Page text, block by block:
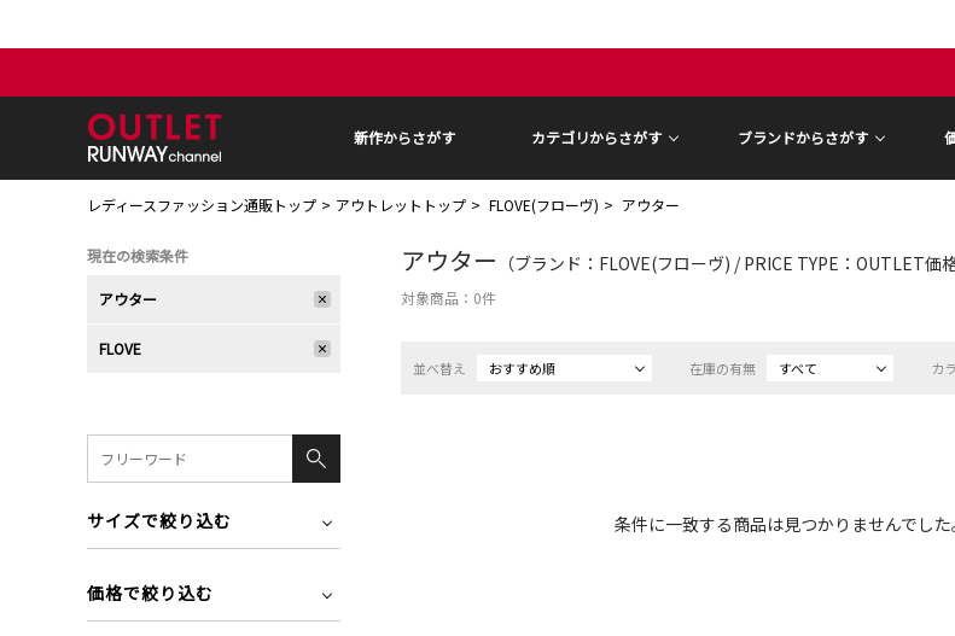
新作からさがす カテゴリからさがす ブランドからさがす
レディースファッション通販トップ アウトレットトップ FLOVE(フローヴ) アウター
アウター （ブランド：FLOVE(フローヴ) / PRICE TYPE：OUTLET価格
対象商品： 0件
並べ替え おすすめ順 在庫の有無 すべて カ
条件に一致する商品は見つかりませんでし
現在の検索条件
アウター
FLOVE
サイズで絞り込む
価格で絞り込む